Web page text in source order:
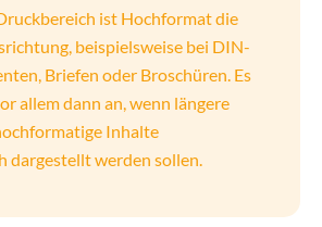
ist Hochformat die
beispielsweise bei DIN-
Briefen oder Broschüren. Es
allem dann an, wenn längere
Inhalte
dargestellt werden sollen.